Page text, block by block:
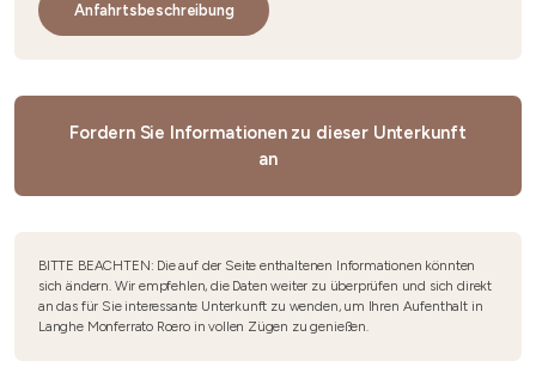
Anfahrtsbeschreibung
Fordern Sie Informationen zu dieser Unterkunft
an
BITTE BEACHTEN: Die auf der Seite enthaltenen Informationen könnten
sich ändern. Wir empfehlen, die Daten weiter zu überprüfen und sich direkt
an das für Sie interessante Unterkunft zu wenden, um Ihren Aufenthalt in
Langhe Monferrato Roero in vollen Zügen zu genießen.